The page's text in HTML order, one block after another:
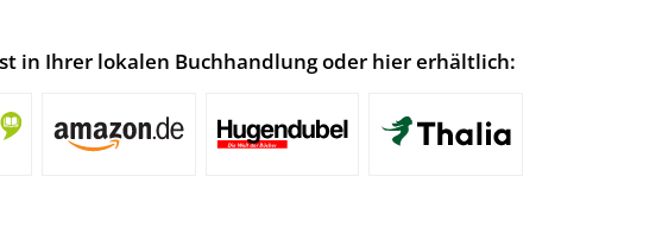
in Ihrer lokalen Buchhandlung oder hier erhältlich: